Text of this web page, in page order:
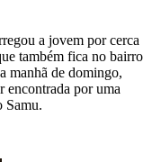
a jovem por cerca
também fica no bairro
manhã de domingo,
encontrada por uma
Samu.